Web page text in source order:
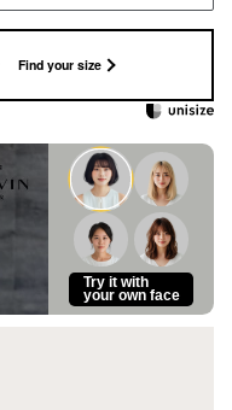
Find your size
Try it with
your own face